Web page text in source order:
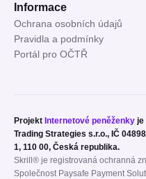
Informace
Ochrana osobních údajů
Pravidla a podmínky
Portál pro OČTŘ
Projekt Internetové peněženky je
Trading Strategies s.r.o., IČ
1, 110 00, Česká republika.
Skrill® je registrovaná ochranná
Společnost Paysafe Payment